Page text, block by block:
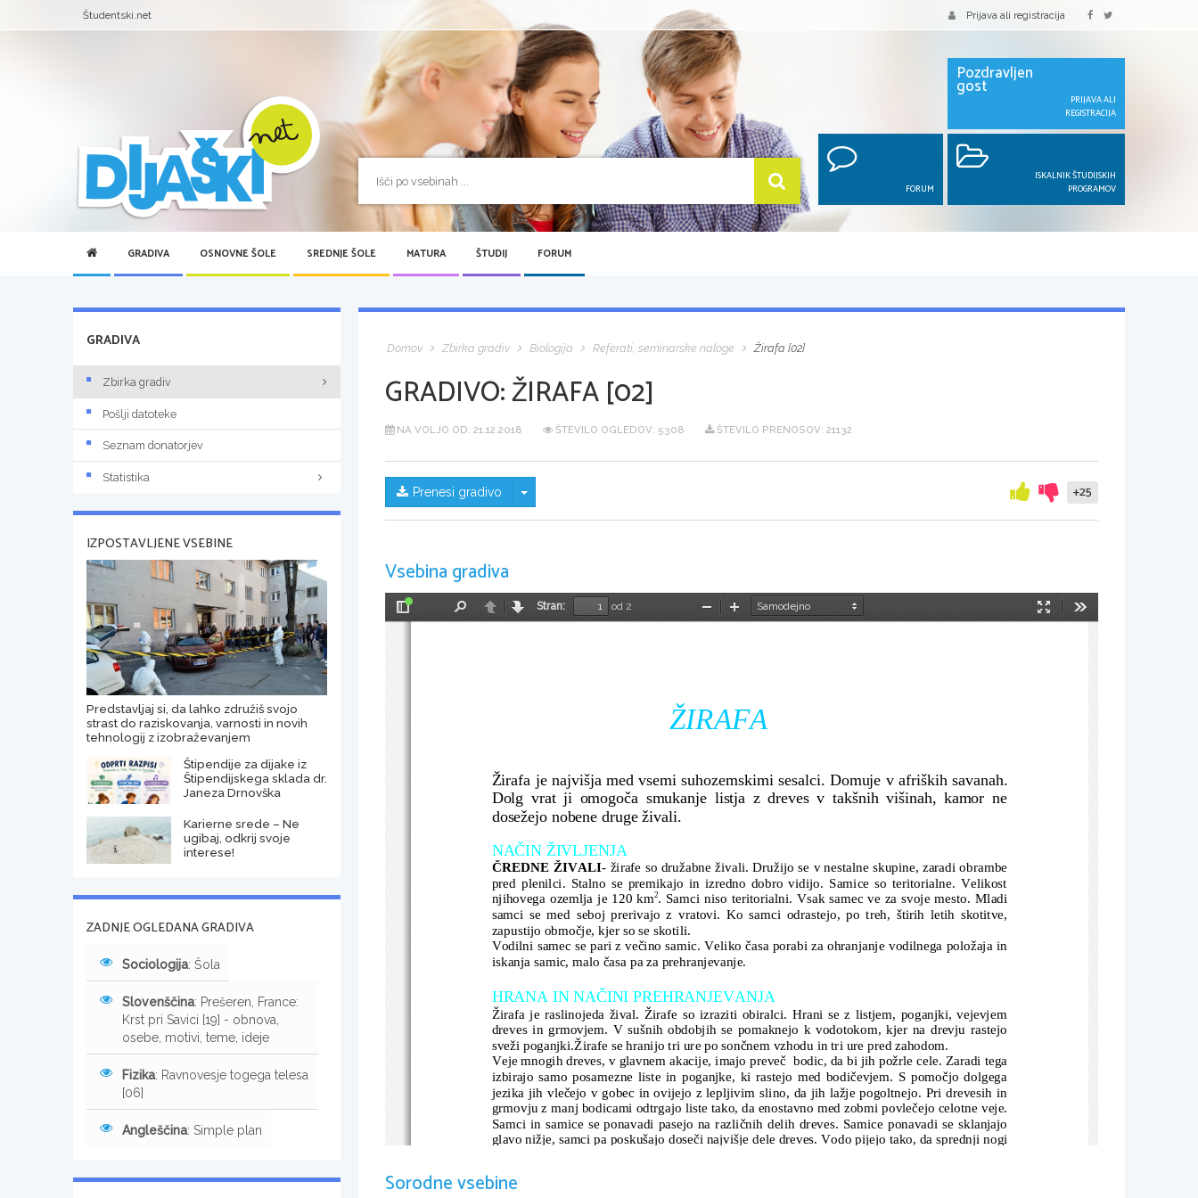
Študentski.net Prijava ali registracija
Pozdravljen
gost
PRIJAVA ALI
REGISTRACIJA
FORUM
ISKALNIK ŠTUDIJSKIH
PROGRAMOV
GRADIVA OSNOVNE ŠOLE SREDNJE ŠOLE MATURA ŠTUDIJ FORUM
Domov Zbirka gradiv Biologija Referati, seminarske naloge Žirafa [02]
GRADIVO:ŽIRAFA [02]
NA VOLJO OD: 21.12.2018 ŠTEVILO OGLEDOV: 5308 ŠTEVILO PRENOSOV: 21132
Prenesi gradivo Skrij/prikaži meni +25
Vsebina gradiva
Preklopi
NazajNaprej
Stran:
od 2
Način
PomanjšajPovečaj
                        ŽIRAFA
Žirafa je najvišja med vsemi suhozemskimi sesalci. Domuje v afriških savanah.
Dolg vrat ji omogoča smukanje listja z dreves v takšnih višinah, kamor ne
dosežejo nobene druge živali.
NAČIN ŽIVLJENJA
ČREDNE ŽIVALI- žirafe so družabne živali. Družijo se v nestalne skupine, zaradi obrambe
pred plenilci. Stalno se premikajo in izredno dobro vidijo. Samice so teritorialne. Velikost
njihovega ozemlja je 120 km2
. Samci niso teritorialni. Vsak samec ve za svoje mesto. Mladi
samci se med seboj prerivajo z vratovi. Ko samci odrastejo, po treh, štirih letih skotitve,
zapustijo območje, kjer so se skotili.
Vodilni samec se pari z večino samic. Veliko časa porabi za ohranjanje vodilnega položaja in
iskanja samic, malo časa pa za prehranjevanje.
HRANA IN NAČINI PREHRANJEVANJA
Žirafa je raslinojeda žival. Žirafe so izraziti obiralci. Hrani se z listjem, poganjki, vejevjem
dreves in grmovjem. V sušnih obdobjih se pomaknejo k vodotokom, kjer na drevju rastejo
sveži poganjki.Žirafe se hranijo tri ure po sončnem vzhodu in tri ure pred zahodom.
Veje mnogih dreves, v glavnem akacije, imajo preveč  bodic, da bi jih požrle cele. Zaradi tega
izbirajo samo posamezne liste in poganjke, ki rastejo med bodičevjem. S pomočjo dolgega
jezika jih vlečejo v gobec in ovijejo z lepljivim slino, da jih lažje pogoltnejo. Pri drevesih in
grmovju z manj bodicami odtrgajo liste tako, da enostavno med zobmi povlečejo celotne veje.
Samci in samice se ponavadi pasejo na različnih delih dreves. Samice ponavadi se sklanjajo
glavo nižje, samci pa poskušajo doseči najvišje dele dreves. Vodo pijejo tako, da sprednji nogi
RAZMNOŽEVANJE
Sorodne vsebine
GRADIVA
Zbirka gradiv
Pošlji datoteke
Seznam donatorjev
Statistika
IZPOSTAVLJENE VSEBINE
Predstavljaj si, da lahko združiš svojo
strast do raziskovanja, varnosti in novih
tehnologij z izobraževanjem
Štipendije za dijake iz
Štipendijskega sklada dr.
Janeza Drnovška
Karierne srede – Ne
ugibaj, odkrij svoje
interese!
ZADNJE OGLEDANA GRADIVA
Sociologija: Šola
Slovenščina: Prešeren, France:
Krst pri Savici [19] - obnova,
osebe, motivi, teme, ideje
Fizika: Ravnovesje togega telesa
[06]
Angleščina: Simple plan